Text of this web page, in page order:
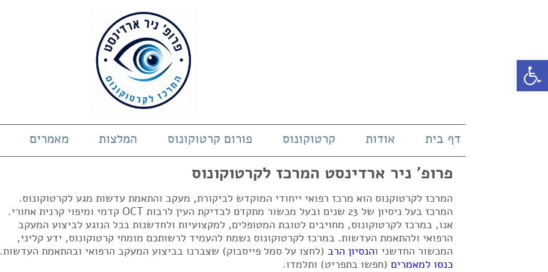
פתח סרגל נגישות
דף בית אודות קרטוקונוס פורום קרטוקונוס המלצות מאמרים
פרופ' ניר ארדינסט המרכז לקרטוקונוס
המרכז לקרטוקנוס הוא מרכז רפואי ייחודי המוקדש לביקורת, מעקב והתאמת עדשות מגע לקרטוקונוס.
המרכז בעל ניסיון של 23 שנים ובעל מכשור מתקדם לבדיקת העין לרבות OCT קדמי ומיפוי קרנית אחורי.
אנו, במרכז לקרטוקונוס, מחויבים לטובת המטופלים, למקצועיות ולחדשנות בכל הנוגע לביצוע המעקב
הרפואי ולהתאמת העדשות. במרכז לקרטוקונוס נשמח להעמיד לרשותכם מומחי קרטוקונוס, ידע קליני,
המכשור החדשני והנסיון הרב (לחצו על סמל פייסבוק) שצברנו בביצוע המעקב הרפואי ובהתאמת העדשות.
כנסו למאמרים (חפשו בתפריט) ותלמדו.